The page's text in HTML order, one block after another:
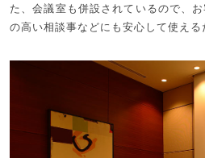
た、会議室も併設されているので、
の高い相談事などにも安心して使える